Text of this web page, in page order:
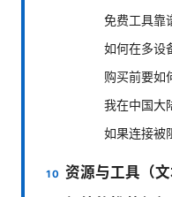
免费工具靠
如何在多设
购买前要如
我在中国大
如果连接被
资源与工具（文